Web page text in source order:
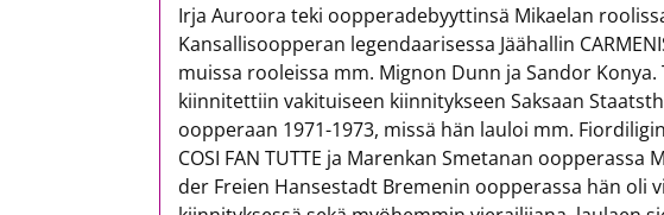
Irja Auroora teki oopperadebyyttinsä Mikaelan
Kansallisoopperan legendaarisessa Jäähallin
muissa rooleissa mm. Mignon Dunn ja Sandor
kiinnitettiin vakituiseen kiinnitykseen Saksaan
oopperaan 1971-1973, missä hän lauloi mm.
COSI FAN TUTTE ja Marenkan Smetanan oopperassa
der Freien Hansestadt Bremenin oopperassa hän oli